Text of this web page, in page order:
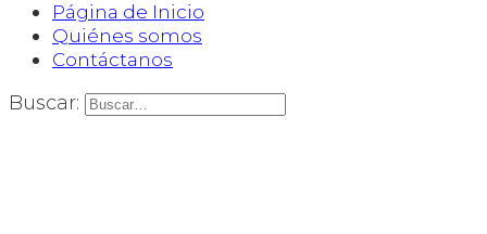
Página de Inicio
Quiénes somos
Contáctanos
Buscar: